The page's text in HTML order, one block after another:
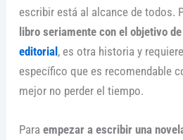
escribir está al alcance de todos.
libro seriamente con el objetivo de
editorial, es otra historia y
específico que es recomendable
mejor no perder el tiempo.
Para empezar a escribir una